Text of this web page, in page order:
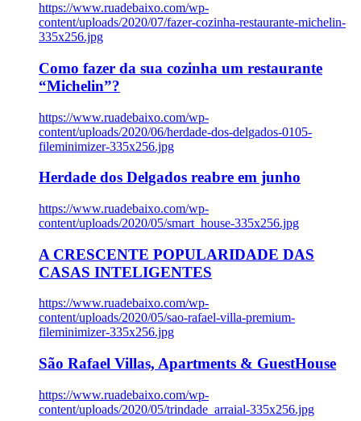
https://www.ruadebaixo.com/wp-
content/uploads/2020/07/fazer-cozinha-restaurante-michelin-
335x256.jpg
Como fazer da sua cozinha um restaurante
“Michelin”?
https://www.ruadebaixo.com/wp-
content/uploads/2020/06/herdade-dos-delgados-0105-
fileminimizer-335x256.jpg
Herdade dos Delgados reabre em junho
https://www.ruadebaixo.com/wp-
content/uploads/2020/05/smart_house-335x256.jpg
A CRESCENTE POPULARIDADE DAS
CASAS INTELIGENTES
https://www.ruadebaixo.com/wp-
content/uploads/2020/05/sao-rafael-villa-premium-
fileminimizer-335x256.jpg
São Rafael Villas, Apartments & GuestHouse
https://www.ruadebaixo.com/wp-
content/uploads/2020/05/trindade_arraial-335x256.jpg